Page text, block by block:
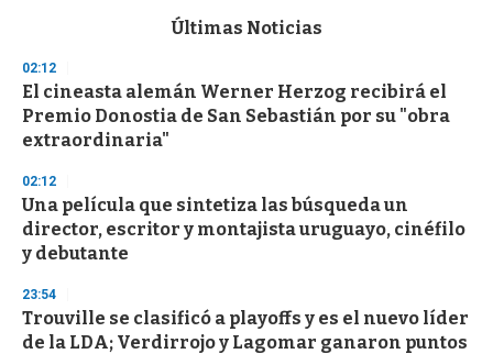
d
s
o
f
3
s
e
c
o
n
d
Últimas Noticias
02:12
El cineasta alemán Werner Herzog recibirá el
Premio Donostia de San Sebastián por su "obra
extraordinaria"
02:12
Una película que sintetiza las búsqueda un
director, escritor y montajista uruguayo, cinéfilo
y debutante
23:54
Trouville se clasificó a playoffs y es el nuevo líder
de la LDA; Verdirrojo y Lagomar ganaron puntos